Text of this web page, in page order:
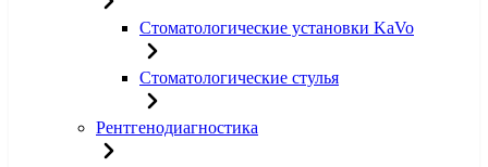
Стоматологические установки KaVo
Стоматологические стулья
Рентгенодиагностика